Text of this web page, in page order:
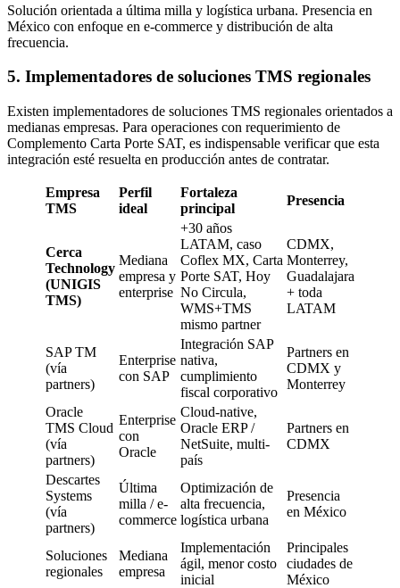
Solución orientada a última milla y logística urbana. Presencia en
México con enfoque en e-commerce y distribución de alta
frecuencia.
5. Implementadores de soluciones TMS regionales
Existen implementadores de soluciones TMS regionales orientados a
medianas empresas. Para operaciones con requerimiento de
Complemento Carta Porte SAT, es indispensable verificar que esta
integración esté resuelta en producción antes de contratar.
Empresa
TMS
Perfil
ideal
Fortaleza
principal
Presencia
Cerca
Technology
(UNIGIS
TMS)
Mediana
empresa y
enterprise
+30 años
LATAM, caso
Coflex MX, Carta
Porte SAT, Hoy
No Circula,
WMS+TMS
mismo partner
CDMX,
Monterrey,
Guadalajara
+ toda
LATAM
SAP TM
(vía
partners)
Enterprise
con SAP
Integración SAP
nativa,
cumplimiento
fiscal corporativo
Partners en
CDMX y
Monterrey
Oracle
TMS Cloud
(vía
partners)
Enterprise
con
Oracle
Cloud-native,
Oracle ERP /
NetSuite, multi-
país
Partners en
CDMX
Descartes
Systems
(vía
partners)
Última
milla / e-
commerce
Optimización de
alta frecuencia,
logística urbana
Presencia
en México
Soluciones
regionales
Mediana
empresa
Implementación
ágil, menor costo
inicial
Principales
ciudades de
México